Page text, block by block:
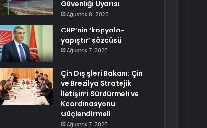
Güvenliği Uyarısı
Ağustos 8, 2026
CHP’nin ‘kopyala-
yapıştır’ sözcüsü
Ağustos 7, 2026
Çin Dışişleri Bakanı: Çin
ve Brezilya Stratejik
İletişimi Sürdürmeli ve
Koordinasyonu
Güçlendirmeli
Ağustos 7, 2026